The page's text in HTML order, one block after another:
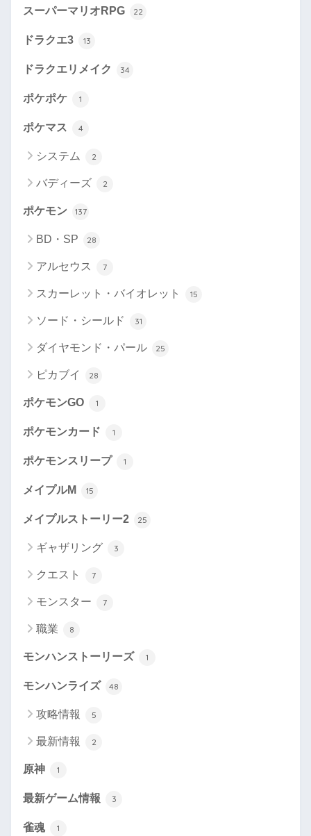
スーパーマリオRPG 22
ドラクエ3 13
ドラクエリメイク 34
ポケポケ 1
ポケマス 4
システム 2
バディーズ 2
ポケモン 137
BD・SP 28
アルセウス 7
スカーレット・バイオレット 15
ソード・シールド 31
ダイヤモンド・パール 25
ピカブイ 28
ポケモンGO 1
ポケモンカード 1
ポケモンスリープ 1
メイプルM 15
メイプルストーリー2 25
ギャザリング 3
クエスト 7
モンスター 7
職業 8
モンハンストーリーズ 1
モンハンライズ 48
攻略情報 5
最新情報 2
原神 1
最新ゲーム情報 3
雀魂 1